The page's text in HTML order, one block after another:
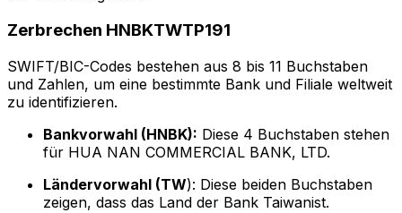
Zerbrechen HNBKTWTP191
SWIFT/BIC-Codes bestehen aus 8 bis 11 Buchstaben
und Zahlen, um eine bestimmte Bank und Filiale weltweit
zu identifizieren.
Bankvorwahl (HNBK): Diese 4 Buchstaben stehen
für HUA NAN COMMERCIAL BANK, LTD.
Ländervorwahl (TW): Diese beiden Buchstaben
zeigen, dass das Land der Bank Taiwanist.